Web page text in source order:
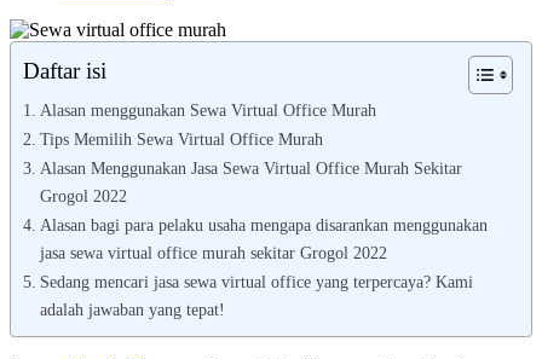
Daftar isi
Alasan menggunakan Sewa Virtual Office Murah
Tips Memilih Sewa Virtual Office Murah
Alasan Menggunakan Jasa Sewa Virtual Office Murah Sekitar
Grogol 2022
Alasan bagi para pelaku usaha mengapa disarankan menggunakan
jasa sewa virtual office murah sekitar Grogol 2022
Sedang mencari jasa sewa virtual office yang terpercaya? Kami
adalah jawaban yang tepat!